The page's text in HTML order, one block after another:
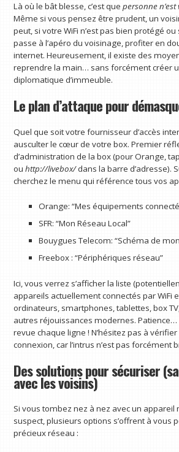
Là où le bât blesse, c’est quepersonne
Même si vous pensez être prudent, un
peut, si votre WiFi n’est pas bien protégé ou
passe à l’apéro du voisinage, profiter en
internet. Heureusement, il existe des
reprendre la main… sans forcément créer
diplomatique d’immeuble.
Le plan d’attaque pour
Quel que soit votre fournisseur d’accès
ausculter le cœur de votre box. Premier
d’administration de la box (pour Orange,
ouhttp://livebox/dans la barre d’adresse).
cherchez le menu qui référence tous vos
Orange: “Mes équipements
SFR: “Mon Réseau Local”
Bouygues Telecom: “Schéma de
Freebox : “Périphériques réseau”
Ici, vous verrez s’afficher la liste
appareils actuellement connectés par WiFi
ordinateurs, smartphones, tablettes, box
autres réjouissances modernes.
revue chaque ligne ! N’hésitez pas à vérifier
connexion, car l’intrus n’est pas forcément
Des solutions pour sécuriser
avec les voisins)
Si vous tombez nez à nez avec un appareil
suspect, plusieurs options s’offrent à vous
précieux réseau :